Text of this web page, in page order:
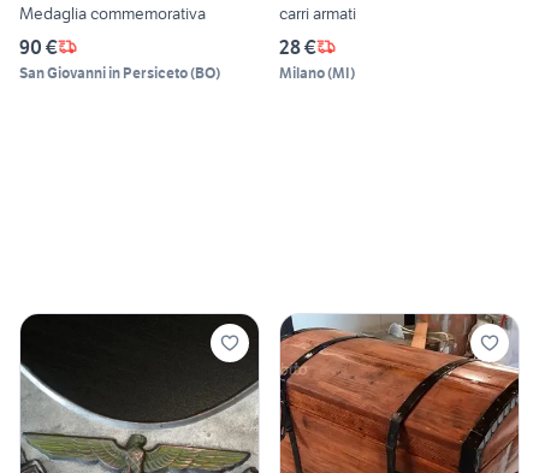
Medaglia commemorativa
90 €
San Giovanni in Persiceto(BO)
carri armati
28 €
Milano(MI)